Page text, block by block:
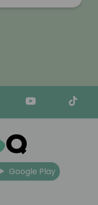
Google Play